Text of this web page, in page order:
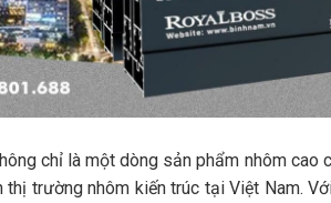
chỉ là một dòng sản phẩm nhôm cao
trường nhôm kiến trúc tại Việt Nam.